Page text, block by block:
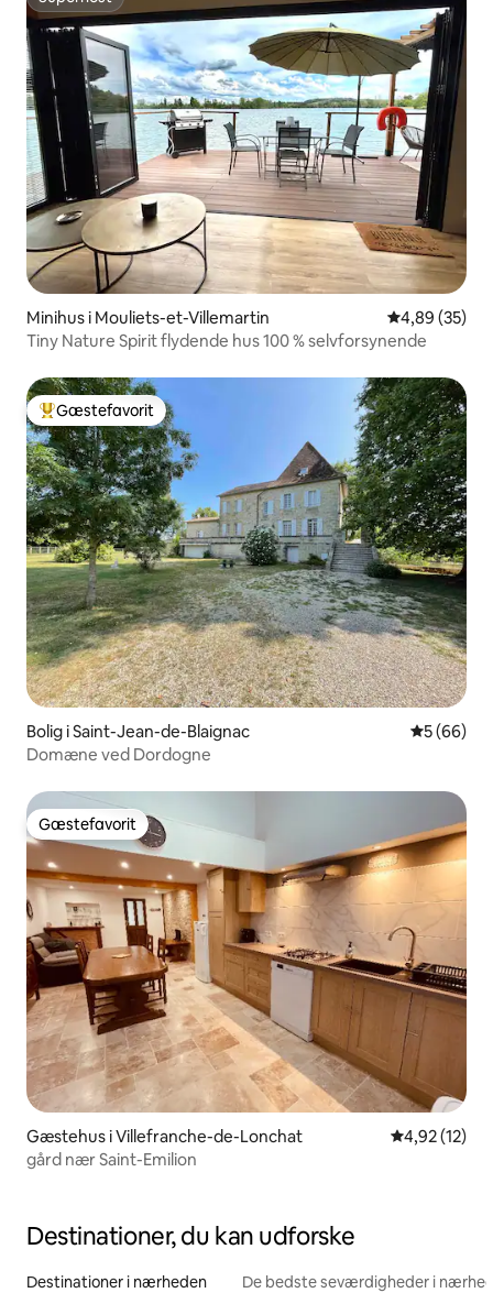
Superhost
Minihus i Mouliets-et-Villemartin 4,89 ud af 5 i
4,89 (35)
Tiny Nature Spirit flydende hus 100 % selvforsynende
Bedste gæstefavorit
Gæstefavorit
Bolig i Saint-Jean-de-Blaignac 5 ud af 5 i
5 (66)
Domæne ved Dordogne
Gæstefavorit
Gæstefavorit
Gæstehus i Villefranche-de-Lonchat 4,92 ud af 5
4,92 (12)
gård nær Saint-Emilion
Destinationer, du kan udforske
Destinationer i nærheden De bedste seværdigheder i